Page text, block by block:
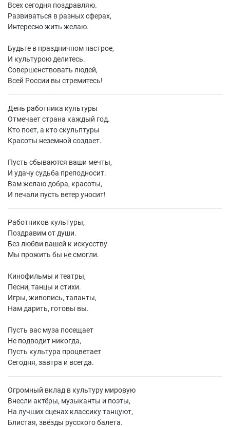
Всех сегодня поздравляю.
Развиваться в разных сферах,
Интересно жить желаю.
Будьте в праздничном настрое,
И культурою делитесь.
Совершенствовать людей,
Всей России вы стремитесь!
День работника культуры
Отмечает страна каждый год.
Кто поет, а кто скульптуры
Красоты неземной создает.
Пусть сбываются ваши мечты,
И удачу судьба преподносит.
Вам желаю добра, красоты,
И печали пусть ветер уносит!
Работников культуры,
Поздравим от души.
Без любви вашей к искусству
Мы прожить бы не смогли.
Кинофильмы и театры,
Песни, танцы и стихи.
Игры, живопись, таланты,
Нам дарить, готовы вы.
Пусть вас муза посещает
Не подводит никогда,
Пусть культура процветает
Сегодня, завтра и всегда.
Огромный вклад в культуру мировую
Внесли актёры, музыканты и поэты,
На лучших сценах классику танцуют,
Блистая, звёзды русского балета.